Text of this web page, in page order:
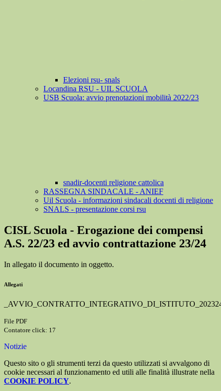
Elezioni rsu- snals
Locandina RSU - UIL SCUOLA
USB Scuola: avvio prenotazioni mobilità 2022/23
snadir-docenti religione cattolica
RASSEGNA SINDACALE - ANIEF
Uil Scuola - informazioni sindacali docenti di religione
SNALS - presentazione corsi rsu
CISL Scuola - Erogazione dei compensi
A.S. 22/23 ed avvio contrattazione 23/24
In allegato il documento in oggetto.
Allegati
File PDF
Contatore click: 17
Notizie
Questo sito o gli strumenti terzi da questo utilizzati si avvalgono di
cookie necessari al funzionamento ed utili alle finalità illustrate nella
COOKIE POLICY.